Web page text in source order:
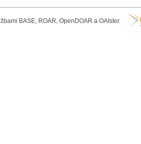
BASE, ROAR, OpenDOAR a OAIster.